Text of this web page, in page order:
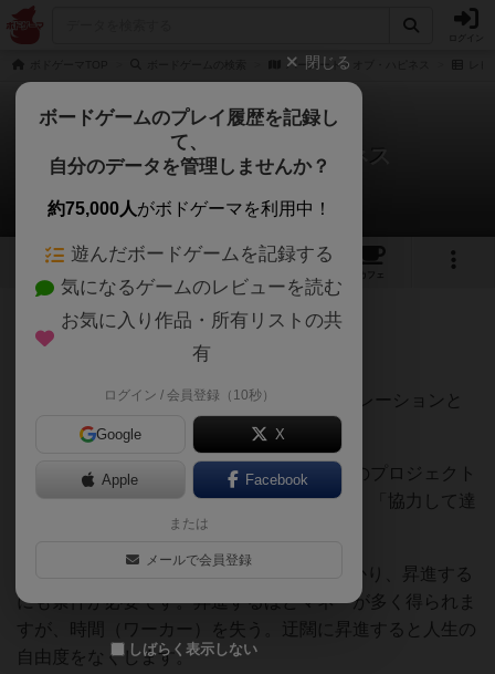
パースート・オブ・ハピネス
パースート・オブ・ハピネス
BG825さんのレビュー
8 5
カフェ
338名 1名 0 8年以上前
まさに人生ゲーム。しかし、人生のシミュレーションと
しては相当レベル高いと感じます。
「やりたいこと」を表すプロジェクト
、そのプロジェクト
も「条件が揃えば達成」「コツコツと達成」「協力して達
成」と３種類があります。
は就職するにもコストが掛かり、昇進する
にも条件が必要です。昇進するほどマネーが多く得られま
すが、時間（ワーカー）を失う。迂闊に昇進すると人生の
自由度をなくします。
閉じる
ボードゲームのプレイ履歴を記録し
て、
自分のデータを管理しませんか？
約75,000人がボドゲーマを利用中！
遊んだボードゲームを記録する
気になるゲームのレビューを読む
お気に入り作品・所有リストの共
有
ログイン / 会員登録（10秒）
Google X
Apple Facebook
または
メールで会員登録
しばらく表示しない